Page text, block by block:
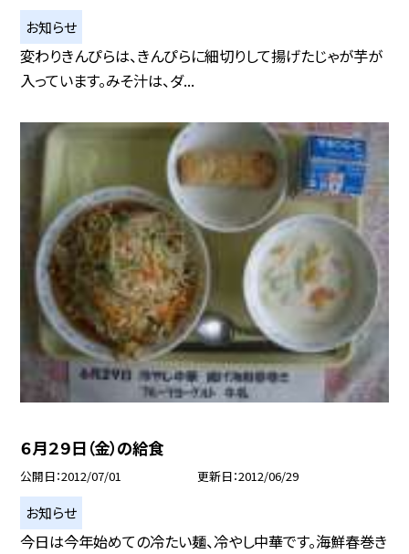
お知らせ
変わりきんぴらは、きんぴらに細切りして揚げたじゃが芋が
入っています。みそ汁は、ダ...
６月２９日（金）の給食
公開日 2012/07/01 更新日 2012/06/29
お知らせ
今日は今年始めての冷たい麺、冷やし中華です。海鮮春巻き